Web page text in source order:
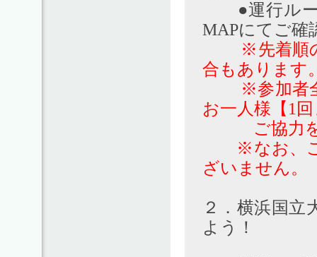
●運行ルー
MAPにてご確
※先着順
合もあります
※参加者全
お一人様【1
ご協力を
※なお、ご
ざいません。
２．横浜国立
よう！